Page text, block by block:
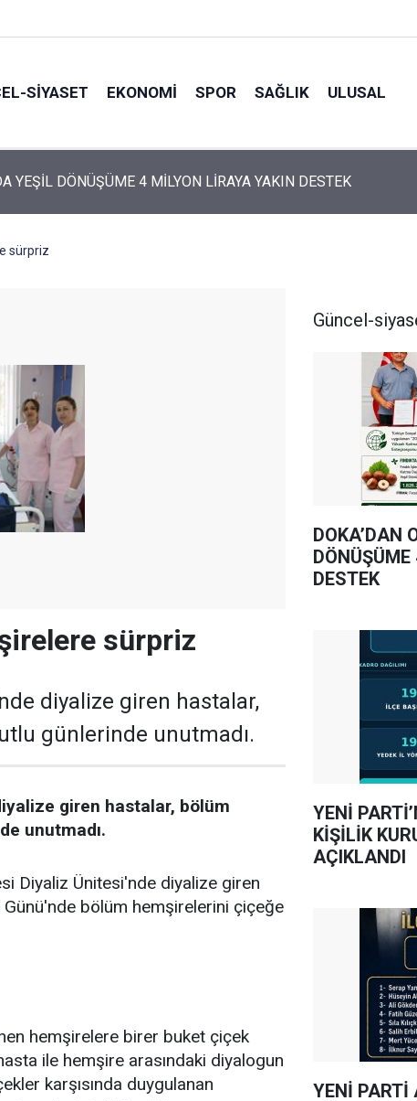
SIYASET EKONOMI SPOR SAĞLIK ULUSAL
69 KİŞİLİK KURUCU KADROSU AÇIKLANDI
sürpriz
sürpriz
diyalize giren hastalar,
günlerinde unutmadı.
giren hastalar, bölüm
unutmadı.
Diyaliz Ünitesi'nde diyalize giren
bölüm hemşirelerini çiçeğe
hemşirelere birer buket çiçek
ile hemşire arasındaki diyalogun
karşısında duygulanan
Güncel-
DOKA’DAN
DESTEK
YENİ
KİŞİLİK
AÇIKLANDI
YENİ PARTİ